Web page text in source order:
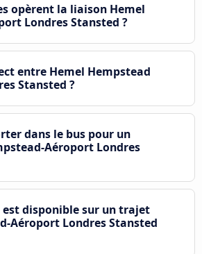
opèrent la liaison Hemel
Londres Stansted ?
entre Hemel Hempstead
Stansted ?
dans le bus pour un
Aéroport Londres
disponible sur un trajet
Aéroport Londres Stansted